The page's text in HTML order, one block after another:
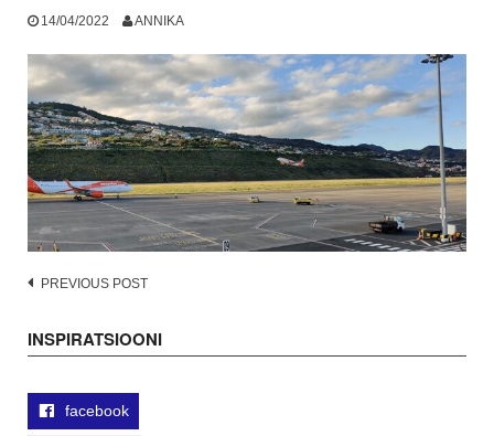
14/04/2022 ANNIKA
Post
PREVIOUS POST
INSPIRATSIOONI
facebook